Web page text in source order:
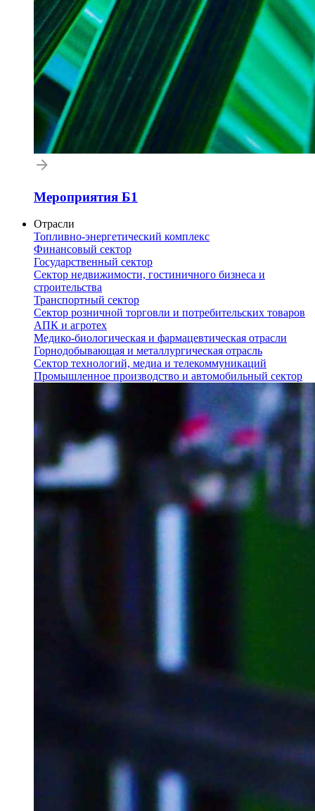
Мероприятия Б1
Отрасли
Топливно-энергетический комплекс
Финансовый сектор
Государственный сектор
Сектор недвижимости, гостиничного бизнеса и
строительства
Транспортный сектор
Сектор розничной торговли и потребительских товаров
АПК и агротех
Медико-биологическая и фармацевтическая отрасли
Горнодобывающая и металлургическая отрасль
Сектор технологий, медиа и телекоммуникаций
Промышленное производство и автомобильный сектор